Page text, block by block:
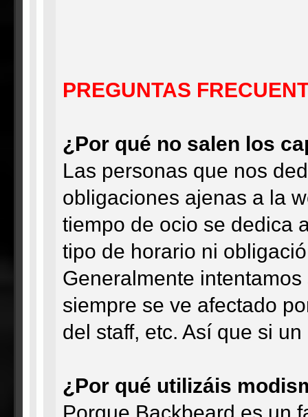
PREGUNTAS
¿Por qué no salen los
Las personas que nos
obligaciones ajenas a la
tiempo de ocio se dedica
tipo de horario ni
Generalmente
siempre se ve afectado
del staff, etc. Así que si
¿Por qué utilizáis
Porque Backbeard es un